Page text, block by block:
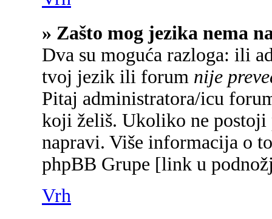
» Zašto mog jezika nema
Dva su moguća razloga: ili
tvoj jezik ili forum nije
Pitaj administratora/icu
koji želiš. Ukoliko ne
napravi. Više informacija o
phpBB Grupe [link u
Vrh